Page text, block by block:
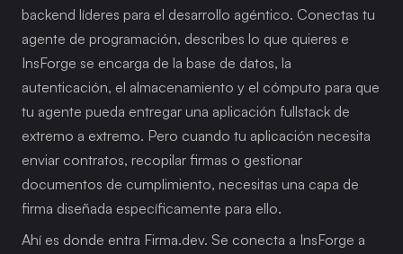
backend líderes para el desarrollo agéntico. Conectas tu
agente de programación, describes lo que quieres e
InsForge se encarga de la base de datos, la
autenticación, el almacenamiento y el cómputo para que
tu agente pueda entregar una aplicación fullstack de
extremo a extremo. Pero cuando tu aplicación necesita
enviar contratos, recopilar firmas o gestionar
documentos de cumplimiento, necesitas una capa de
firma diseñada específicamente para ello.
Ahí es donde entra Firma.dev. Se conecta a InsForge a